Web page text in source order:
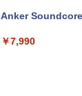
Anker Soundcore
￥7,990